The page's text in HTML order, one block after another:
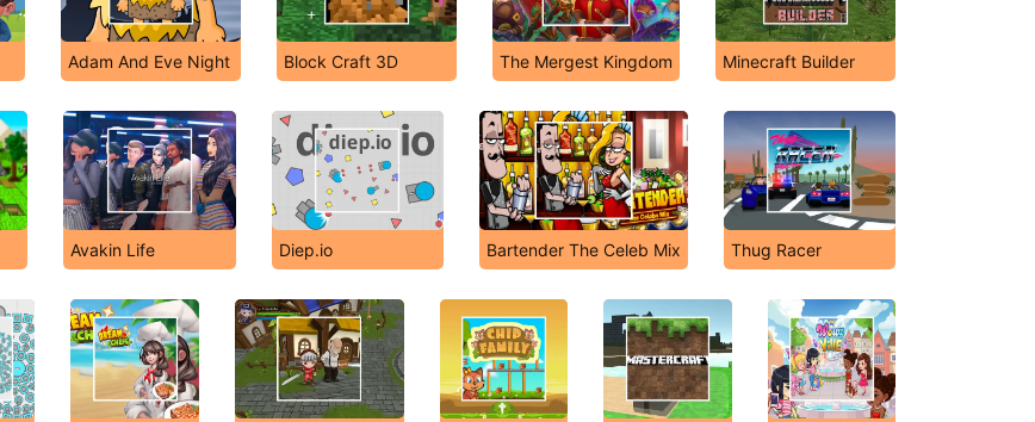
Adam And Eve Night Block Craft 3D The Mergest Kingdom Minecraft Builder
Avakin Life Diep.io Bartender The Celeb Mix Thug Racer